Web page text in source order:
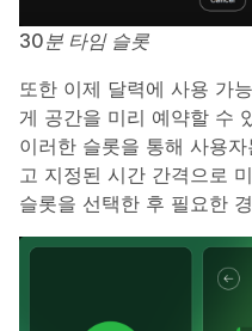
30분 타임 슬롯
또한 이제 달력에 사용 가
게 공간을 미리 예약할 수
이러한 슬롯을 통해 사용
고 지정된 시간 간격으로
슬롯을 선택한 후 필요한